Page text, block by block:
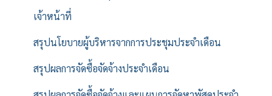
เจ้าหน้าที่
สรุปนโยบายผู้บริหารจากการประชุมประจำเดือน
สรุปผลการจัดซื้อจัดจ้างประจำเดือน